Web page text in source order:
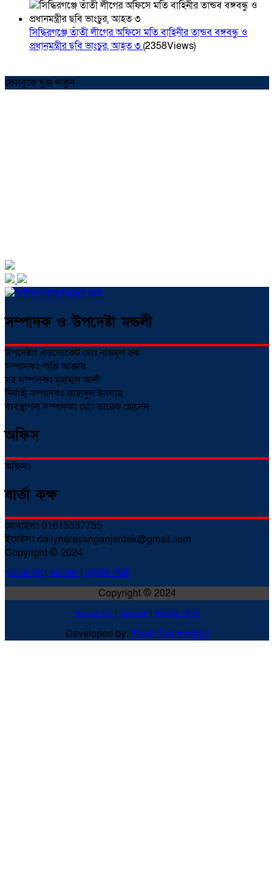
সিদ্ধিরগঞ্জে তাঁতী লীগের অফিসে মতি বাহিনীর তান্ডব বঙ্গবন্ধু ও
প্রধানমন্ত্রীর ছবি ভাংচুর, আহত ৩(2358Views)
ফেসবুকে যুক্ত থাকুন
সম্পাদক ও উপদেষ্টা মন্ডলী
উপদেষ্টাঃ এডভোকেট মোঃ নাজমুল হক
সম্পাদকঃ পাপ্পি আক্তার
সহ সম্পাদকঃ মুহাম্মদ আলী
নির্বাহী সম্পাদকঃ ফাহাদুল ইসলাম
ব্যবস্থাপনা সম্পাদকঃ মোঃ তারেক হোসেন
অফিস
অফিসঃ
বার্তা কক্ষ
মোবাইলঃ 01615537755
ইমেইলঃ dailynarayanganjerdak@gmail.com
Copyright © 2024
আমাদের কথা! যোগাযোগ ! প্রাইভেসি পলিসি
Copyright © 2024
আমাদের কথা! যোগাযোগ ! প্রাইভেসি পলিসি
Developed by: Flash Technology